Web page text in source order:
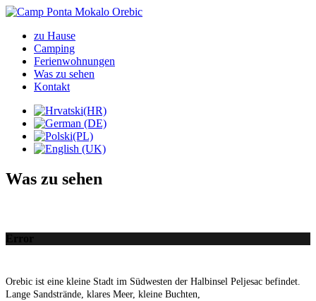
zu Hause
Camping
Ferienwohnungen
Was zu sehen
Kontakt
Was zu sehen
Error
Orebic ist eine kleine Stadt im Südwesten der Halbinsel Peljesac befindet.
Lange Sandstrände, klares Meer, kleine Buchten,